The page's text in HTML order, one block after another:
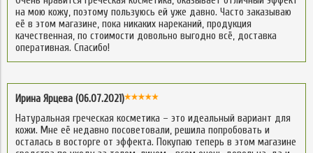
на мою кожу, поэтому пользуюсь ей уже давно. Часто заказываю
её в этом магазине, пока никаких нареканий, продукция
качественная, по стоимости довольно выгодно всё, доставка
оперативная. Спасибо!
Ирина Ярцева (06.07.2021)
Натуральная греческая косметика – это идеальный вариант для
кожи. Мне её недавно посоветовали, решила попробовать и
осталась в восторге от эффекта. Покупаю теперь в этом магазине